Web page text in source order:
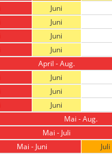
Juni
Juni
Juni
Juni
April - Aug.
Juni
Juni
Juni
Mai - Aug.
Mai - Juli
Mai - Juni Juli